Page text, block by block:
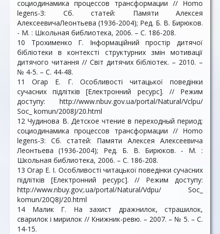
социодинамика процессов трансформации // Homo
legens-З: Сб. статей: Памяти Алексея
АлексеевичаЛеонтьева (1936-2004); Ред. Б. В. Бирюков.
- М. : Школьная библиотека, 2006. – С. 186-208.
10 Трохименко Г. Інформаційний простір дитячої
бібліотеки в контексті структурних змін мотивації
дитячого читання // Світ дитячих бібліотек. – 2010. –
№ 4-5. – С. 44-48.
11 Огар Е. Г. Особливості читацької поведінки
сучасних підлітків [Електронний ресурс]. // Режим
доступу: http://www.nbuv.gov.ua/portal/Natural/Vclpu/
Soc_ komun/2008J/20.html
12 Чудинова В. Детское чтение в переходный период:
социодинамика процессов трансформации // Homo
legens-З: Сб. статей: Памяти Алексея Алексеевича
Леонтьева (1936-2004); Ред. Б. В. Бирюков. - М. :
Школьная библиотека, 2006. – С. 186-208.
13 Огар Е. І. Особливості читацької поведінки сучасних
підлітків [Електронний ресурс]. // Режим доступу:
http://www.nbuy.gov;.ua/portal/Natural/Vdpu/ Soc_
komun/20Q8J/20.html
14 Малик Г. На захист дражнилок, страшилок,
сварилок і мирилок // Книжник-ревю. – 2007. – № 5. – С.
14-15.